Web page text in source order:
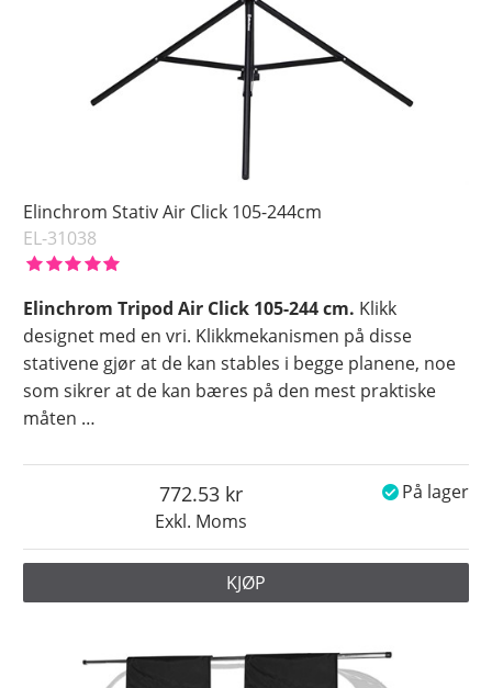
Elinchrom Stativ Air Click 105-244cm
EL-31038
Elinchrom Tripod Air Click 105-244 cm. Klikk
designet med en vri. Klikkmekanismen på disse
stativene gjør at de kan stables i begge planene, noe
som sikrer at de kan bæres på den mest praktiske
måten …
Exkl. Moms
772.53 På lager
KJØP